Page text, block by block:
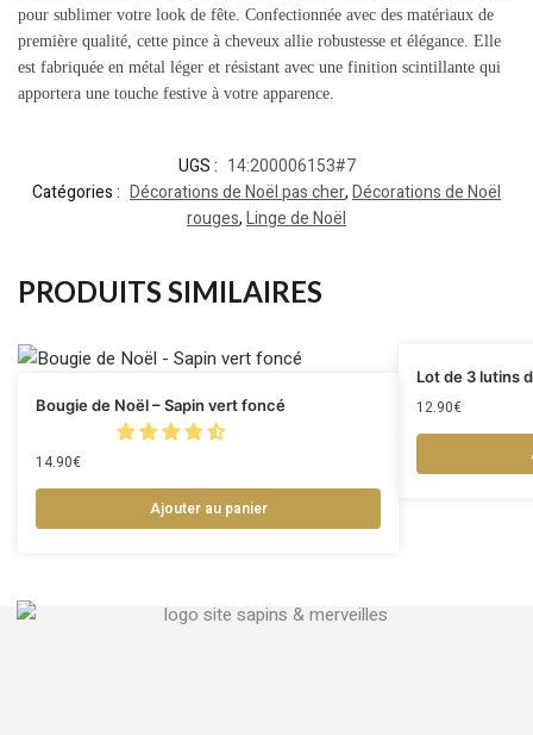
pour sublimer votre look de fête. Confectionnée avec des matériaux de
première qualité, cette pince à cheveux allie robustesse et élégance. Elle
est fabriquée en métal léger et résistant avec une finition scintillante qui
apportera une touche festive à votre apparence.
UGS : 14:200006153#7
Catégories : Décorations de Noël pas cher,Décorations de Noël
rouges,Linge de Noël
PRODUITS SIMILAIRES
Bougie de Noël – Sapin vert foncé
14.90€
Ajouter au panier
Lot de 3 lutins
12.90€